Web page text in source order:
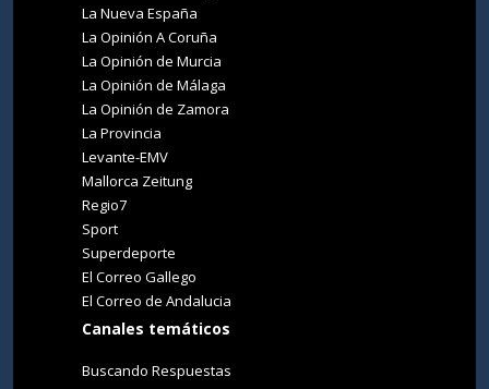
La Nueva España
La Opinión A Coruña
La Opinión de Murcia
La Opinión de Málaga
La Opinión de Zamora
La Provincia
Levante-EMV
Mallorca Zeitung
Regio7
Sport
Superdeporte
El Correo Gallego
El Correo de Andalucia
Canales temáticos
Buscando Respuestas